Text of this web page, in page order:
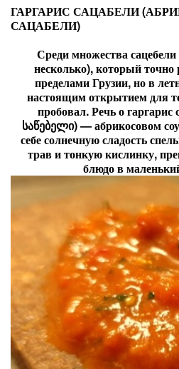
ГАРГАРИС САЦАБЕЛИ
САЦАБЕЛИ)
Среди множества
несколько), который точно
пределами Грузии, но в
настоящим открытием для
пробовал. Речь о
საწებელი) — абрикосовом
себе солнечную сладость
трав и тонкую кислинку,
блюдо в